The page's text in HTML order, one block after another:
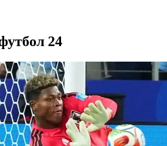
24